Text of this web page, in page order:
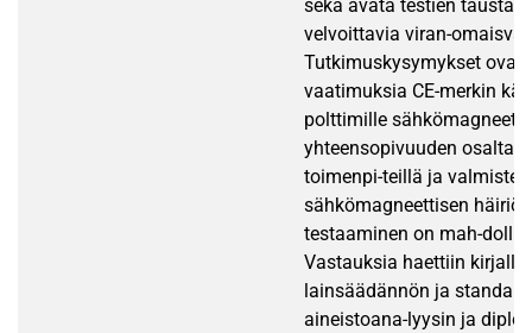
sekä avata testien
velvoittavia viran-
Tutkimuskysymykset ovat:
vaatimuksia CE-merkin
polttimille
yhteensopivuuden
toimenpi-teillä ja
sähkömagneettisen
testaaminen on mah-
Vastauksia haettiin
lainsäädännön ja
aineistoana-lyysin ja